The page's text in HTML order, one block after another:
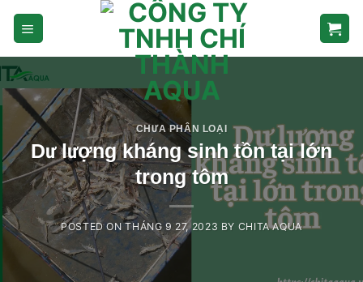
Skip
content
CHƯA PHÂN LOẠI
Dư lượng kháng sinh tồn tại lớn
trong tôm
POSTED ONTHÁNG 9 27, 2023 BY CHITA AQUA